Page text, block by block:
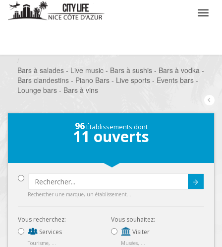
Bars à salades - Live music - Bars à sushis - Bars à vodka -
Bars clandestins - Piano Bars - Live sports - Events bars -
Lounge bars - Bars à vins
96Établissements dont
11 ouverts
Rechercher une marque, un établissement...
Vous recherchez:
Services
Tourisme, ...
Vous souhaitez:
Visiter
Musées, ...